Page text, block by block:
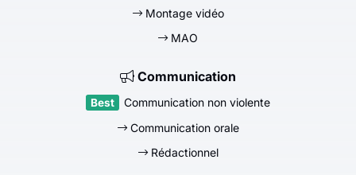
Montage vidéo
MAO
Communication
Communication non violente
Communication orale
Rédactionnel